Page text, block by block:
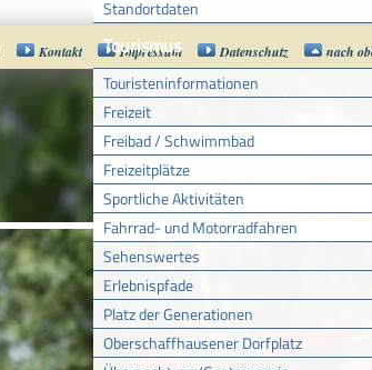
Standortdaten
Tourismus
Touristeninformationen
Freizeit
Freibad / Schwimmbad
Freizeitplätze
Sportliche Aktivitäten
Fahrrad- und Motorradfahren
Sehenswertes
Erlebnispfade
Platz der Generationen
Oberschaffhausener Dorfplatz
Kontakt Impressum Datenschutz nach